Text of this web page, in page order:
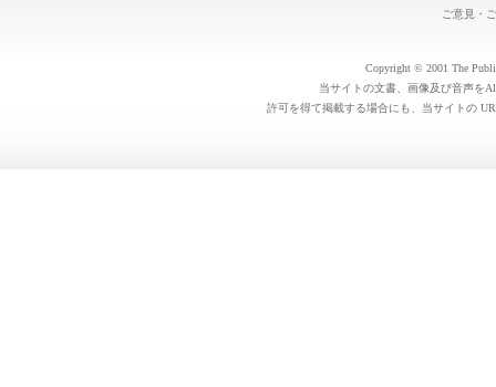
ご意見・
Copyright © 2001 The
当サイトの文書、画像及び音声を
許可を得て掲載する場合にも、当サイトの